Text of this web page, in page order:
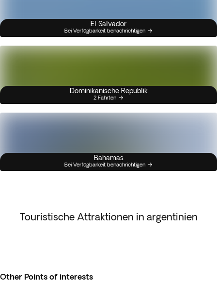
El Salvador
Bei Verfügbarkeit benachrichtigen
Dominikanische Republik
2 Fahrten
Bahamas
Bei Verfügbarkeit benachrichtigen
Touristische Attraktionen in argentinien
Other Points of interests